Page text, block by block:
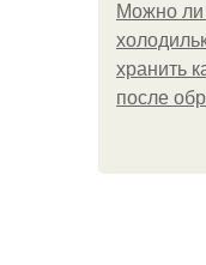
Можно ли
хранить
после